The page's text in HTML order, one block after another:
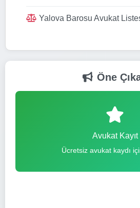
Yalova Barosu Avukat
Öne
Avukat Kayıt
Ücretsiz avukat kaydı